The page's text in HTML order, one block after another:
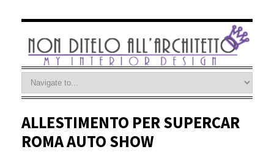
ALLESTIMENTO PER SUPERCAR
ROMA AUTO SHOW